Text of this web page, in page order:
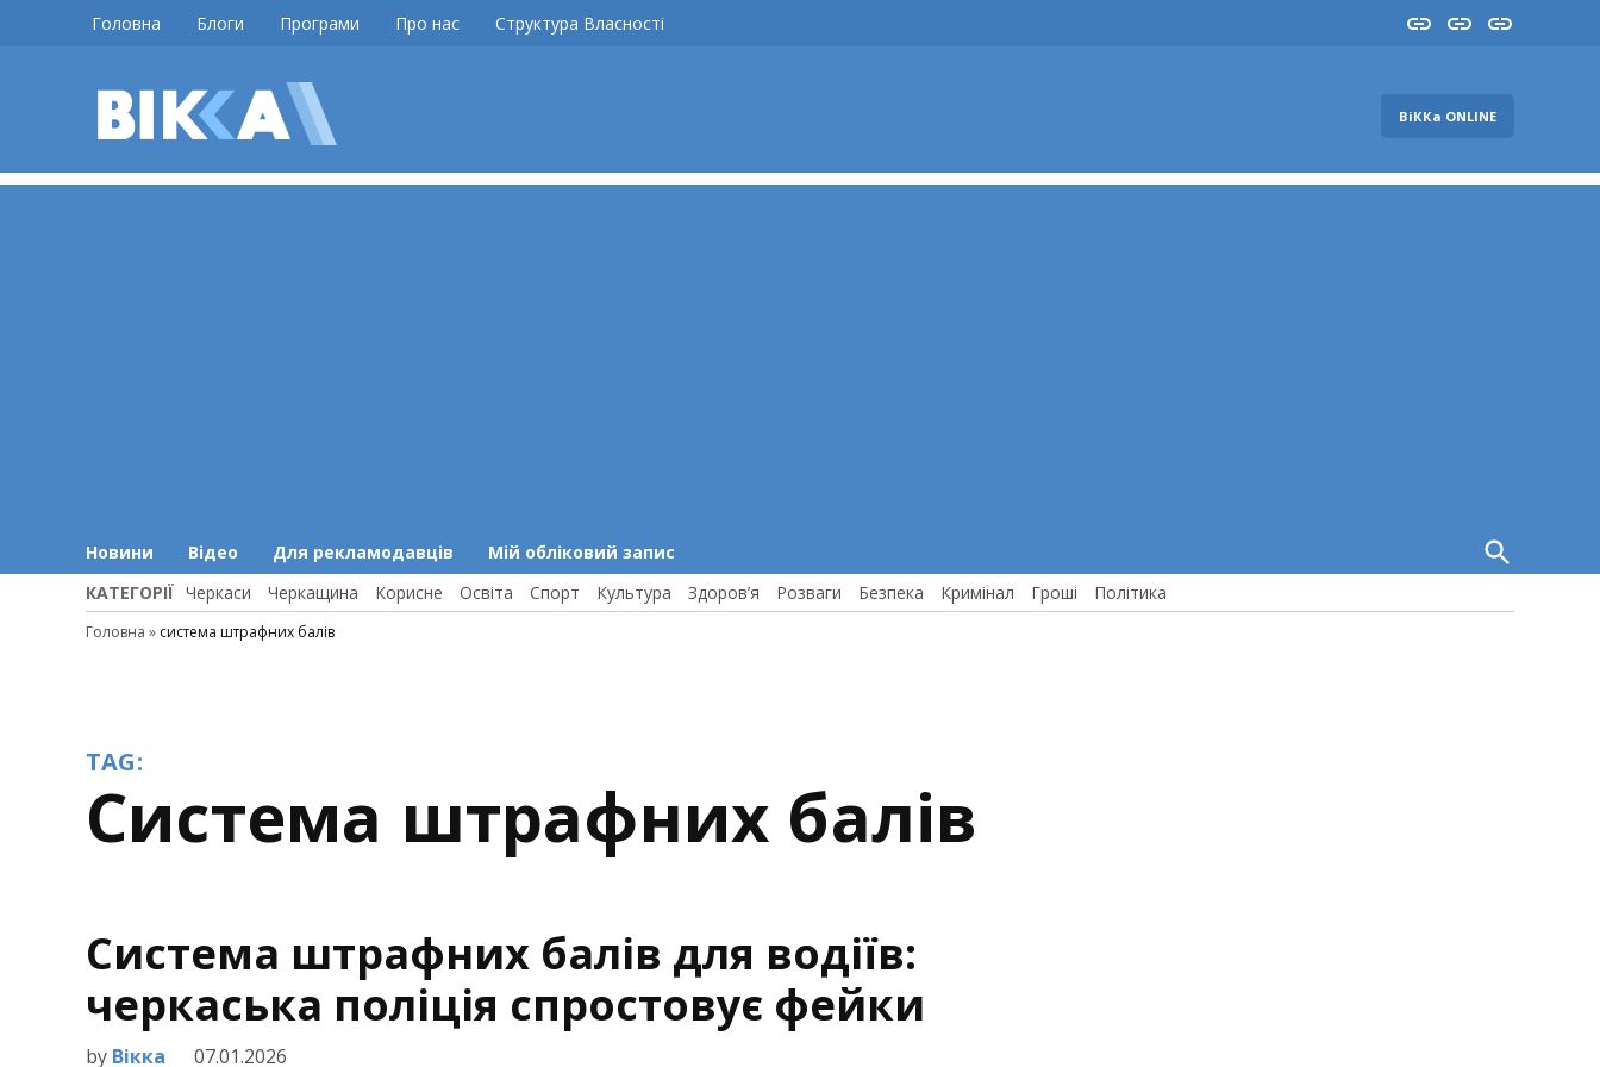
Головна Блоги Програми Про нас Структура Власності InstaYouTube
FB
ВіККа ONLINE
Новини Відео Для рекламодавців Мій обліковий запис
Open
Search
КАТЕГОРІЇ Черкаси Черкащина Корисне Освіта Спорт Культура Здоров’я Розваги Безпека Кримінал Гроші Політика
Головна » система штрафних балів
TAG:
система штрафних балів
Система штрафних балів для водіїв:
черкаська поліція спростовує фейки
by Вікка 07.01.2026